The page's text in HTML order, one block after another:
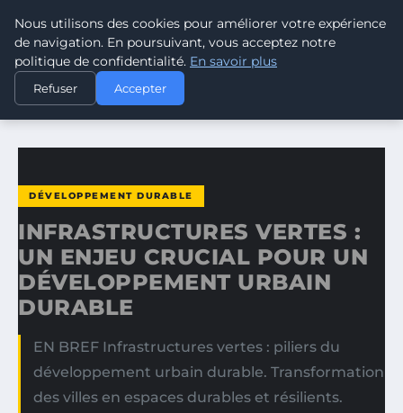
CLIMATE GUARDIAN
ACCUEIL
DÉVELOPPEMENT DURABLE
INFRASTRUCTURES VERTES : UN ENJEU CRUCIAL POUR UN…
DÉVELOPPEMENT DURABLE
INFRASTRUCTURES VERTES :
UN ENJEU CRUCIAL POUR UN
DÉVELOPPEMENT URBAIN
DURABLE
EN BREF Infrastructures vertes : piliers du
développement urbain durable. Transformation
des villes en espaces durables et résilients.
Nous utilisons des cookies pour améliorer votre expérience
de navigation. En poursuivant, vous acceptez notre
politique de confidentialité. En savoir plus
Refuser Accepter